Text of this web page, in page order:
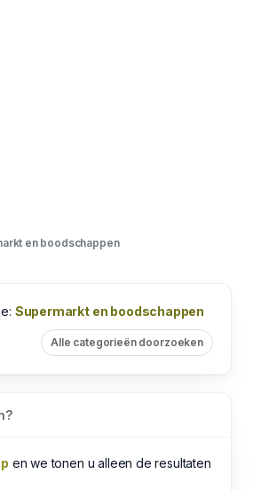
en boodschappen
Supermarkt en boodschappen
Alle categorieën doorzoeken
en we tonen u alleen de resultaten